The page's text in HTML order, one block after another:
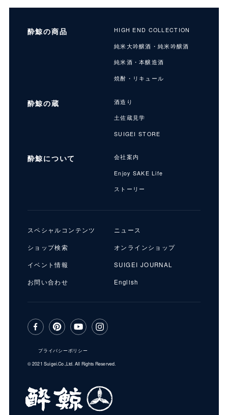
酔鯨の商品 HIGH END COLLECTION
純米大吟醸酒・純米吟醸酒
純米酒・本醸造酒
焼酎・リキュール
酔鯨の蔵 酒造り
土佐蔵見学
SUIGEI STORE
酔鯨について 会社案内
Enjoy SAKE Life
ストーリー
ニュース
スペシャルコンテンツ
ショップ検索 オンラインショップ
イベント情報 SUIGEI JOURNAL
お問い合わせ English
プライバシーポリシー
© 2021 Suigei.Co.,Ltd. All Rights Reserved.